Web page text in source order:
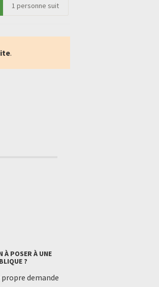
1 personne suit
.
À POSER À UNE
?
demande